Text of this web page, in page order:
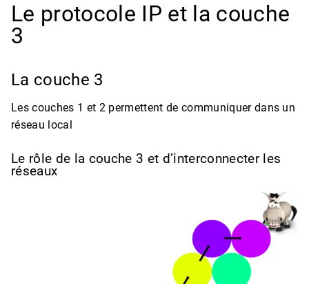
Le protocole IP et la couche
3
La couche 3
Les couches 1 et 2 permettent de communiquer dans un
réseau local
Le rôle de la couche 3 et d’interconnecter les
réseaux